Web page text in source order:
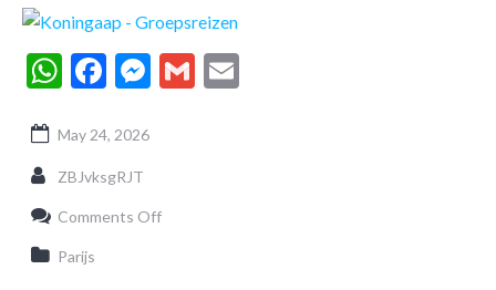
WhatsApp
Facebook
Messenger
Gmail
May 24, 2026
ZBJvksgRJT
Comments Offon
Parijs